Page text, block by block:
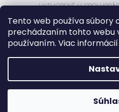
Tento web používa súbory
prechádzaním tohto webu
používaním. Viac informácií
VYTVORENÉ V
VYTVORENÉ V
*** PARTNER PRE
REKONŠTRUKCIE